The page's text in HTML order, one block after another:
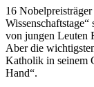
16
von jungen Leuten
Aber die
Katholik in seinem
Hand“.